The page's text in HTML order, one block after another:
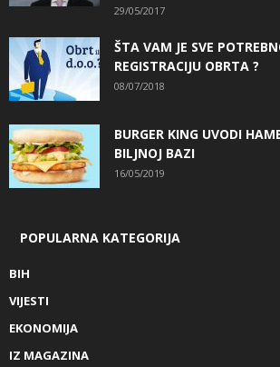
29/05/2017
ŠTA VAM JE SVE
REGISTRACIJU OBRTA ?
08/07/2018
BURGER KING UVODI
BILJNOJ BAZI
16/05/2019
POPULARNA KATEGORIJA
BIH
VIJESTI
EKONOMIJA
IZ MAGAZINA